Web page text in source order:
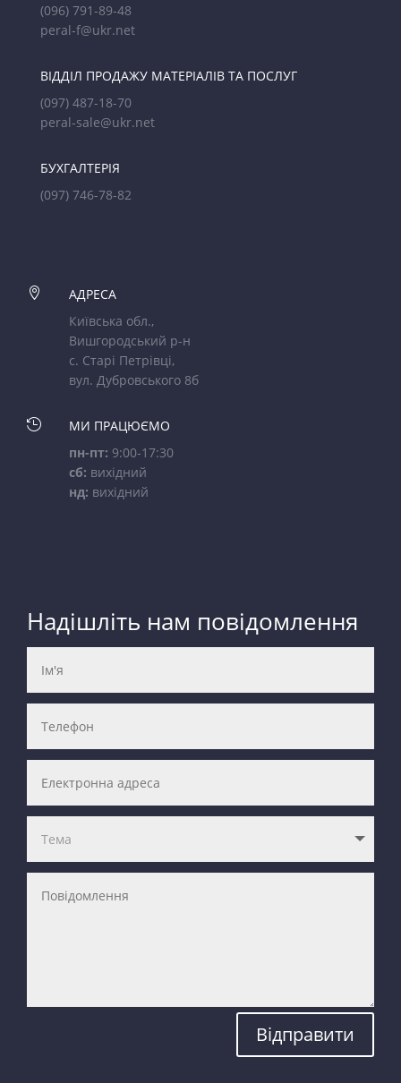
(096) 791-89-48
peral-f@ukr.net
ВІДДІЛ ПРОДАЖУ МАТЕРІАЛІВ ТА ПОСЛУГ
(097) 487-18-70
peral-sale@ukr.net
БУХГАЛТЕРІЯ
(097) 746-78-82

АДРЕСА
Київська обл.,
Вишгородський р-н
с. Старі Петрівці,
вул. Дубровського 8б

МИ ПРАЦЮЄМО
пн-пт: 9:00-17:30
сб: вихідний
нд: вихідний
Надішліть нам повідомлення
Відправити